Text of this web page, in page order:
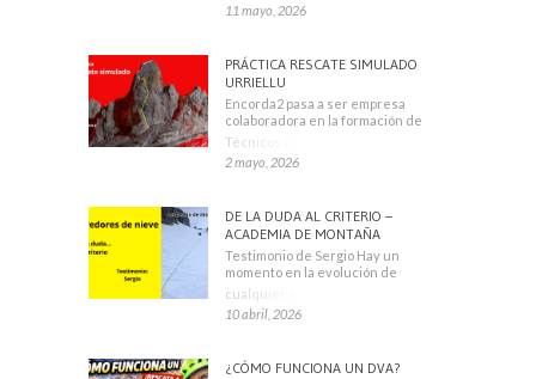
11 mayo, 2026
PRÁCTICA RESCATE SIMULADO
URRIELLU
Encorda2 pasa a ser empresa
colaboradora en la formación de
Técnicos Deportivos
2 mayo, 2026
DE LA DUDA AL CRITERIO –
ACADEMIA DE MONTAÑA
Testimonio de Sergio Hay un
momento en la evolución de
cualquier montañero
10 abril, 2026
¿CÓMO FUNCIONA UN DVA?